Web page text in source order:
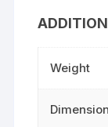
Weight